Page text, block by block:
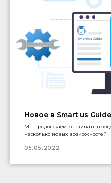
Новое в Smartius
Мы продолжаем развивать
несколько новых возможностей
05.05.2022